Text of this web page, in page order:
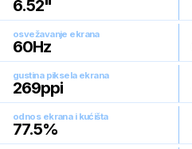
6.52"
osvežavanje ekrana
60Hz
gustina piksela ekrana
269ppi
odnos ekrana i kućišta
77.5%